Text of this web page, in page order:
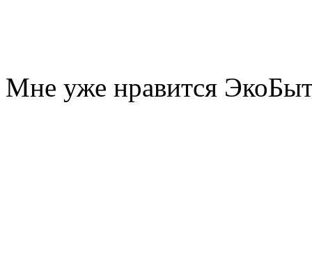
Мне уже нравится